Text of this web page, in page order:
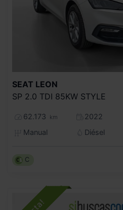
SEAT LEON
SP 2.0 TDI 85KW STYLE
62.173 km
2022
Manual
Diésel
C